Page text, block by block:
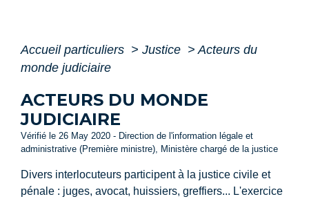
Accueil particuliers > Justice > Acteurs du
monde judiciaire
ACTEURS DU MONDE
JUDICIAIRE
Vérifié le 26 May 2020 - Direction de l'information légale et
administrative (Première ministre), Ministère chargé de la justice
Divers interlocuteurs participent à la justice civile et
pénale : juges, avocat, huissiers, greffiers... L'exercice